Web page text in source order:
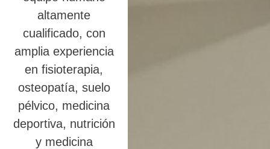
altamente
cualificado, con
amplia experiencia
en fisioterapia,
osteopatía, suelo
pélvico, medicina
deportiva, nutrición
y medicina